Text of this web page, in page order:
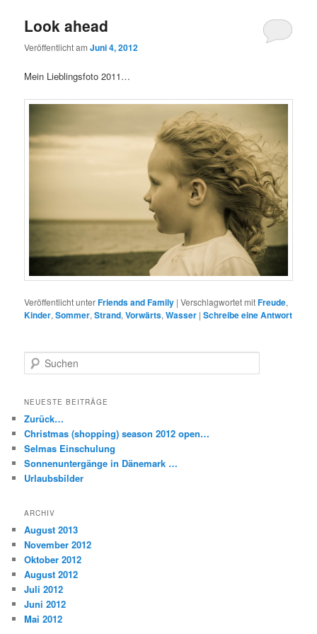
Look ahead
Veröffentlicht amJuni 4, 2012
Mein Lieblingsfoto 2011…
Veröffentlicht unterFriends and Family |Verschlagwortet mitFreude,
Kinder,Sommer,Strand,Vorwärts,Wasser |Schreibe eine Antwort
u
h
n
NEUESTE BEITRÄGE
Zurück…
Christmas (shopping) season 2012 open…
Selmas Einschulung
Sonnenuntergänge in Dänemark …
Urlaubsbilder
ARCHIV
August 2013
November 2012
Oktober 2012
August 2012
Juli 2012
Juni 2012
Mai 2012